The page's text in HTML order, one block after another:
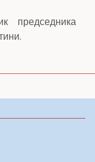
председника